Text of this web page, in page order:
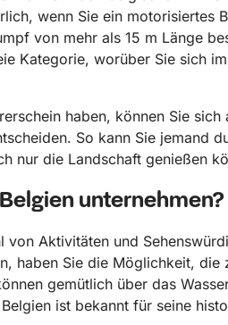
wenn Sie ein motorisiertes
von mehr als 15 m Länge
Kategorie, worüber Sie sich
haben, können Sie
So kann Sie jemand
nur die Landschaft genießen
unternehmen?
von Aktivitäten und
haben Sie die Möglichkeit, die
gemütlich über das
ist bekannt für seine